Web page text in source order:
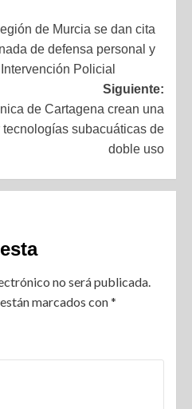
de Murcia se dan cita
de defensa personal y
Policial
Siguiente:
de Cartagena crean una
subacuáticas de
doble uso
no será publicada.
marcados con*